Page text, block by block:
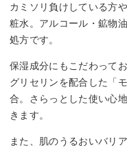
カミソリ負けしている方
粧水。アルコール・鉱物
処方です。
保湿成分にもこだわって
グリセリンを配合した「
合。さらっとした使い心
きます。
また、肌のうるおいバリ